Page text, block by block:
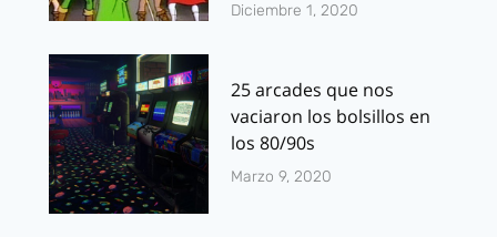
Diciembre 1, 2020
25 arcades que nos
vaciaron los bolsillos en
los 80/90s
Marzo 9, 2020